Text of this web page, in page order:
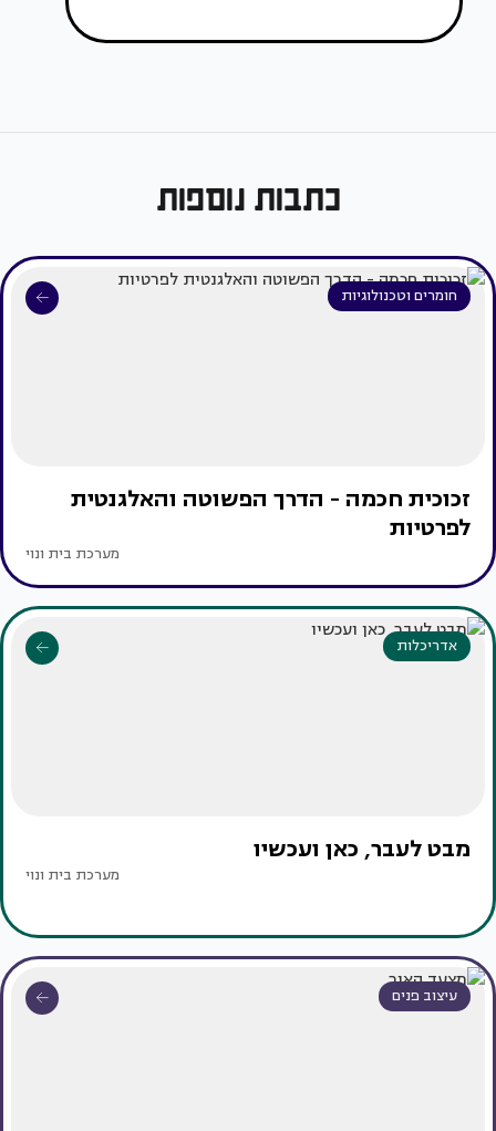
כתבות נוספות
חומרים וטכנולוגיות
זכוכית חכמה - הדרך הפשוטה והאלגנטית
לפרטיות
מערכת בית ונוי
אדריכלות
מבט לעבר, כאן ועכשיו
מערכת בית ונוי
עיצוב פנים